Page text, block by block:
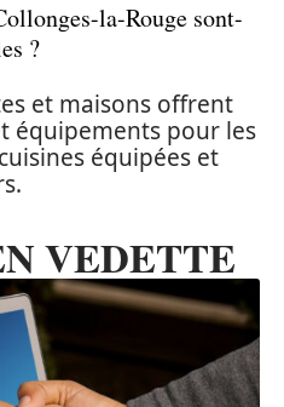
la-Rouge sont-
?
et maisons offrent
équipements pour les
équipées et
VEDETTE